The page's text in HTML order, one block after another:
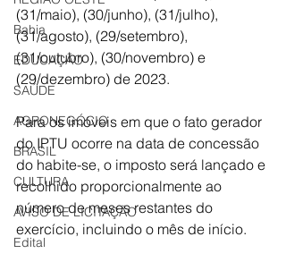
Bahia
EDUCAÇÃO
SAÚDE
AGRONEGÓCIO
BRASIL
CULTURA
AVISO DE LICITAÇÃO
Edital
(31/maio), (30/junho), (31/julho),
(31/agosto), (29/setembro),
(31/outubro), (30/novembro) e
(29/dezembro) de 2023.
Para os imóveis em que o fato gerador
do IPTU ocorre na data de concessão
do habite-se, o imposto será lançado e
recolhido proporcionalmente ao
número de meses restantes do
exercício, incluindo o mês de início.